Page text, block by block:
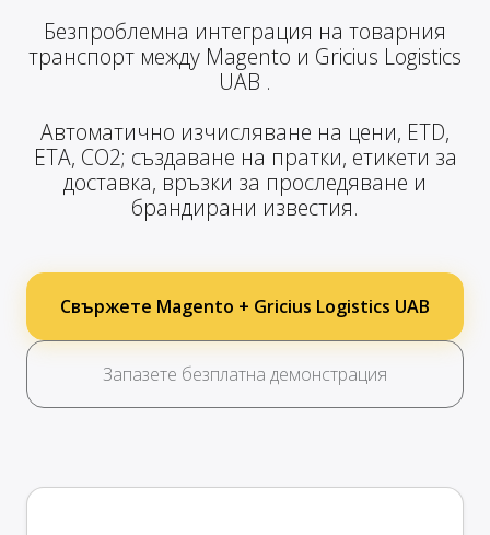
Безпроблемна интеграция на товарния
транспорт между Magento и Gricius Logistics
UAB .
Автоматично изчисляване на цени, ETD,
ETA, CO2; създаване на пратки, етикети за
доставка, връзки за проследяване и
брандирани известия.
Свържете Magento + Gricius Logistics UAB
Запазете безплатна демонстрация